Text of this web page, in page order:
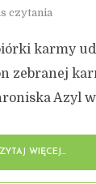
czytania
karmy
zebranej
Azyl
WIĘCEJ...